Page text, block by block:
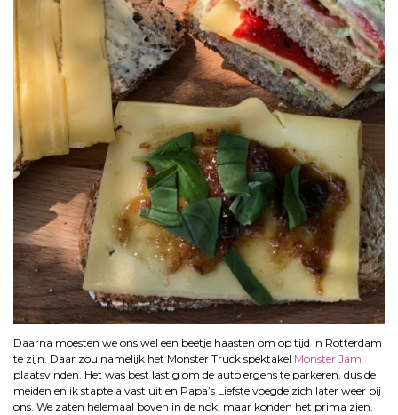
Daarna moesten we ons wel een beetje haasten om op tijd in Rotterdam
te zijn. Daar zou namelijk het Monster Truck spektakel Monster Jam
plaatsvinden. Het was best lastig om de auto ergens te parkeren, dus de
meiden en ik stapte alvast uit en Papa’s Liefste voegde zich later weer bij
ons. We zaten helemaal boven in de nok, maar konden het prima zien.